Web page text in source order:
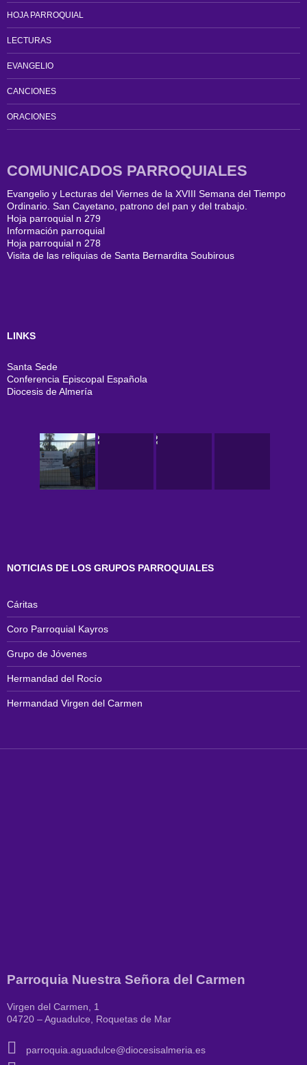
HOJA PARROQUIAL
LECTURAS
EVANGELIO
CANCIONES
ORACIONES
COMUNICADOS PARROQUIALES
Evangelio y Lecturas del Viernes de la XVIII Semana del Tiempo
Ordinario. San Cayetano, patrono del pan y del trabajo.
Hoja parroquial n 279
Información parroquial
Hoja parroquial n 278
Visita de las reliquias de Santa Bernardita Soubirous
LINKS
Santa Sede
Conferencia Episcopal Española
Diocesis de Almería
NOTICIAS DE LOS GRUPOS PARROQUIALES
Cáritas
Coro Parroquial Kayros
Grupo de Jóvenes
Hermandad del Rocío
Hermandad Virgen del Carmen
Parroquia Nuestra Señora del Carmen
Virgen del Carmen, 1
04720 – Aguadulce, Roquetas de Mar
parroquia.aguadulce@diocesisalmeria.es